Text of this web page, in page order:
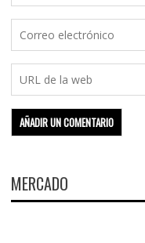
MERCADO